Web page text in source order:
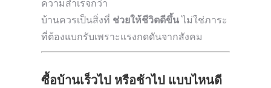
ความสำเร็จกว่า
บ้านควรเป็นสิ่งที่ ช่วยให้ชีวิตดีขึ้นไม่ใช่ภาระ
ที่ต้องแบกรับเพราะแรงกดดันจากสังคม
ซื้อบ้านเร็วไป หรือช้าไป แบบไหนดี